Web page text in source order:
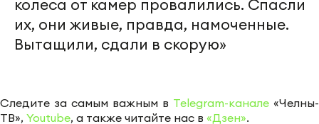
колеса от камер провалились. Спасли
их, они живые, правда, намоченные.
Вытащили, сдали в скорую»
Следите за самым важным в Telegram-канале «Челны-
ТВ», Youtube, а также читайте нас в «Дзен».